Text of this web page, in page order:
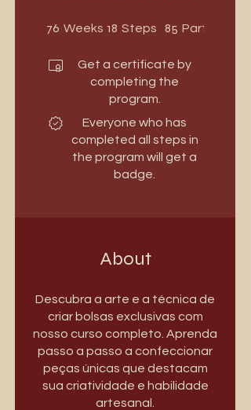
76 Weeks 76 Weeks
18 Steps 18 Steps
85 Participants
Get a certificate by
completing the
program.
Everyone who has
completed all steps in
the program will get a
badge.
About
Descubra a arte e a técnica de
criar bolsas exclusivas com
nosso curso completo. Aprenda
passo a passo a confeccionar
peças únicas que destacam
sua criatividade e habilidade
artesanal.